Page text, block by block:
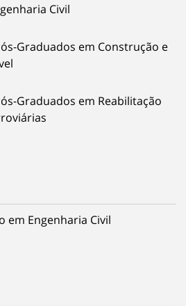
Civil
Graduados em Construção e
Graduados em Reabilitação
em Engenharia Civil